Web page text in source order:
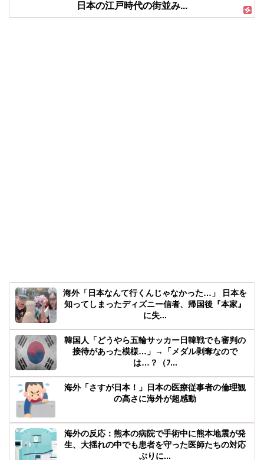
日本の江戸時代の街並み...
海外「日本なんて行くんじゃなかった…」 日本を
知ってしまったディズニー信者、帰国後『本家』
に失...
韓国人「どうやら五輪サッカー日韓戦でも審判の
接待があった模様…」→「メダル剥奪なので
は…？（ﾌ...
海外「さすが日本！」日本の医療従事者の倫理観
の高さに海外が超感動
海外の反応：熊本の病院で手術中に熊本地震が発
生、大揺れの中でも患者を守った医師たちの対応
ぶりに...